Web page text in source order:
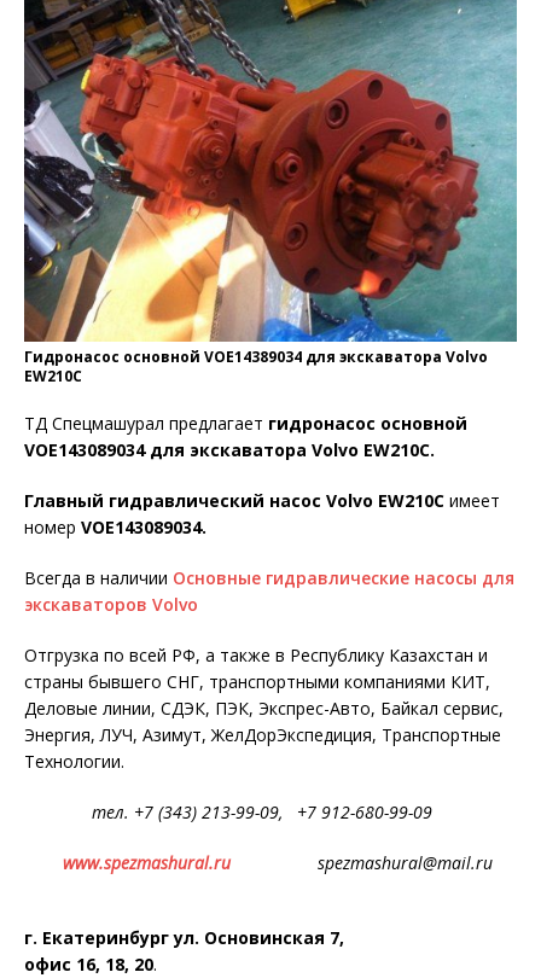
Гидронасос основной VOE14389034 для экскаватора Volvo
EW210С
ТД Спецмашурал предлагает гидронасос основной
VOE143089034 для экскаватора Volvo EW210C.
Главный гидравлический насос Volvo EW210C имеет
номер VOE143089034.
Всегда в наличии Основные гидравлические насосы для
экскаваторов Volvo
Отгрузка по всей РФ, а также в Республику Казахстан и
страны бывшего СНГ, транспортными компаниями КИТ,
Деловые линии, СДЭК, ПЭК, Экспрес-Авто, Байкал сервис,
Энергия, ЛУЧ, Азимут, ЖелДорЭкспедиция, Транспортные
Технологии.
тел. +7 (343) 213-99-09, +7 912-680-99-09
www.spezmashural.ru spezmashural@mail.ru
г. Екатеринбург ул. Основинская 7,
офис 16, 18, 20.